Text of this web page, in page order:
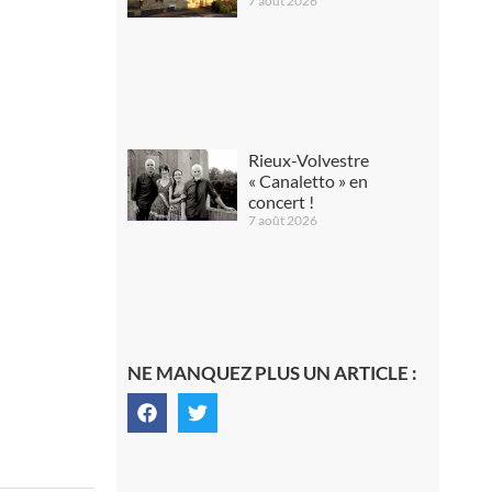
Rieux-Volvestre
« Canaletto » en
concert !
7 août 2026
NE MANQUEZ PLUS UN ARTICLE :